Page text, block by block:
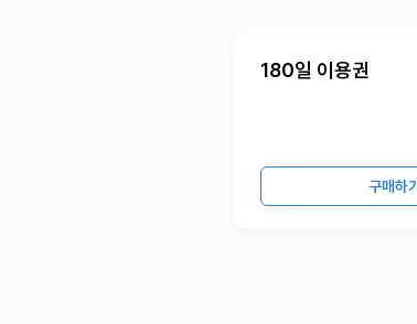
180일 이용권
구매하기